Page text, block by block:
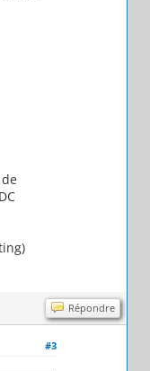
Répondre
#3